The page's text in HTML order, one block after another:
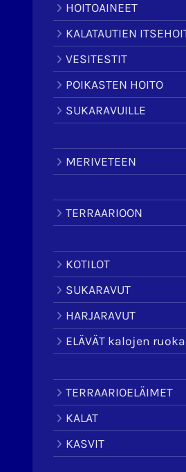
HOITOAINEET
KALATAUTIEN
VESITESTIT
POIKASTEN HOITO
SUKARAVUILLE
MERIVETEEN
TERRAARIOON
KOTILOT
SUKARAVUT
HARJARAVUT
ELÄVÄT kalojen
TERRAARIOELÄIMET
KALAT
KASVIT